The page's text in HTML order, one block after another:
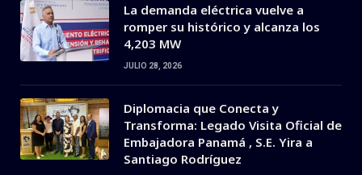
La demanda eléctrica vuelve a
romper su histórico y alcanza los
4,203 MW
JULIO 28, 2026
Diplomacia que Conecta y
Transforma: Legado Visita Oficial de
Embajadora Panamá , S.E. Yira a
Santiago Rodríguez